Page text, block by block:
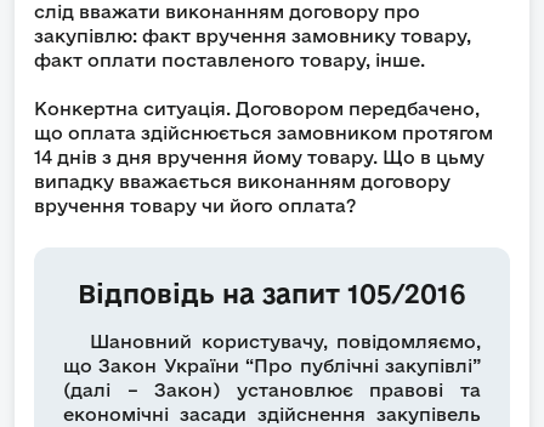
слід вважати виконанням договору про
закупівлю: факт вручення замовнику товару,
факт оплати поставленого товару, інше.
Конкертна ситуація. Договором передбачено,
що оплата здійснюється замовником протягом
14 днів з дня вручення йому товару. Що в цьму
випадку вважається виконанням договору
вручення товару чи його оплата?
Відповідь на запит 105/2016
Шановний користувачу, повідомляємо,
що Закон України “Про публічні закупівлі”
(далі – Закон) установлює правові та
економічні засади здійснення закупівель